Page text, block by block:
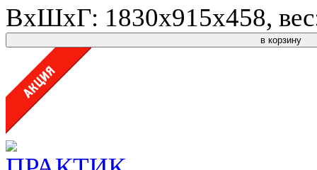
ВхШхГ: 1830x915x458,
в корзину